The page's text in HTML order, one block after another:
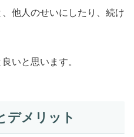
他人のせいにしたり、続け
いと思います。
デメリット